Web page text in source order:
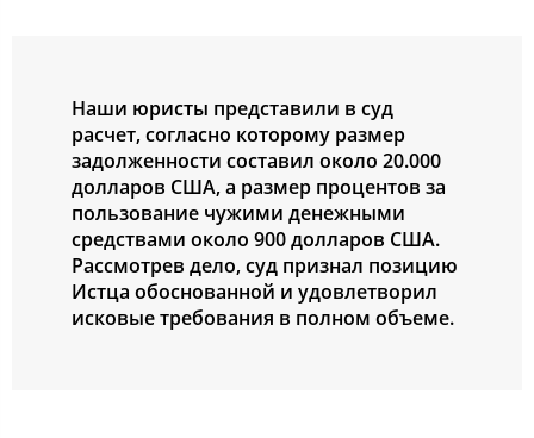
Наши юристы представили в суд
расчет, согласно которому размер
задолженности составил около 20.000
долларов США, а размер процентов за
пользование чужими денежными
средствами около 900 долларов США.
Рассмотрев дело, суд признал позицию
Истца обоснованной и удовлетворил
исковые требования в полном объеме.